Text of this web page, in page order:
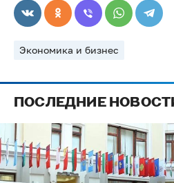
Экономика и бизнес
ПОСЛЕДНИЕ